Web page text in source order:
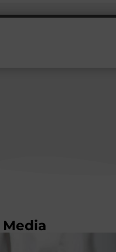
Media